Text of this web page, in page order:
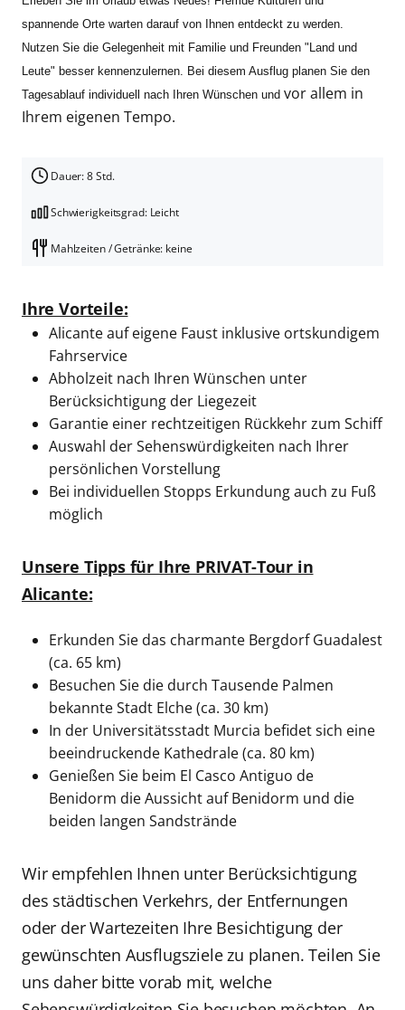
spannende Orte warten darauf von Ihnen entdeckt zu werden.
Nutzen Sie die Gelegenheit mit Familie und Freunden "Land und
Leute" besser kennenzulernen. Bei diesem Ausflug planen Sie den
Tagesablauf individuell nach Ihren Wünschen und vor allem in
Ihrem eigenen Tempo.
Dauer: 8 Std.
Schwierigkeitsgrad: Leicht
Mahlzeiten / Getränke: keine
Ihre Vorteile:
Alicante auf eigene Faust inklusive ortskundigem
Fahrservice
Abholzeit nach Ihren Wünschen unter
Berücksichtigung der Liegezeit
Garantie einer rechtzeitigen Rückkehr zum Schiff
Auswahl der Sehenswürdigkeiten nach Ihrer
persönlichen Vorstellung
Bei individuellen Stopps Erkundung auch zu Fuß
möglich
Unsere Tipps für Ihre PRIVAT-Tour in
Alicante:
Erkunden Sie das charmante Bergdorf Guadalest
(ca. 65 km)
Besuchen Sie die durch Tausende Palmen
bekannte Stadt Elche (ca. 30 km)
In der Universitätsstadt Murcia befidet sich eine
beeindruckende Kathedrale (ca. 80 km)
Genießen Sie beim El Casco Antiguo de
Benidorm die Aussicht auf Benidorm und die
beiden langen Sandstrände
Wir empfehlen Ihnen unter Berücksichtigung
des städtischen Verkehrs, der Entfernungen
oder der Wartezeiten Ihre Besichtigung der
gewünschten Ausflugsziele zu planen. Teilen Sie
uns daher bitte vorab mit, welche